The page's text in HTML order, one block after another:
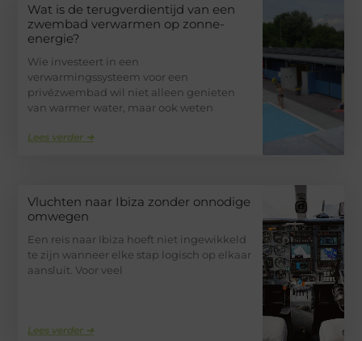
Wat is de terugverdientijd van een
zwembad verwarmen op zonne-
energie?
Wie investeert in een
verwarmingssysteem voor een
privézwembad wil niet alleen genieten
van warmer water, maar ook weten
Lees verder ➜
Vluchten naar Ibiza zonder onnodige
omwegen
Een reis naar Ibiza hoeft niet ingewikkeld
te zijn wanneer elke stap logisch op elkaar
aansluit. Voor veel
Lees verder ➜